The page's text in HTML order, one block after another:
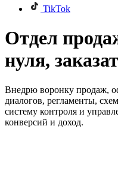
TikTok
Отдел
нуля,
Внедрю воронку продаж,
диалогов, регламенты,
систему контроля и
конверсий и доход.